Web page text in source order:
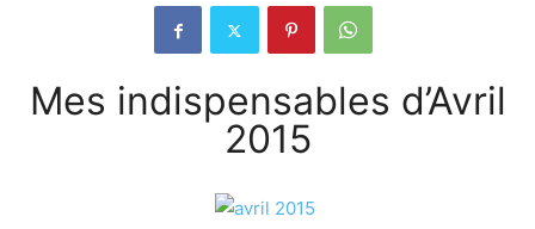
Mes indispensables d’Avril
2015